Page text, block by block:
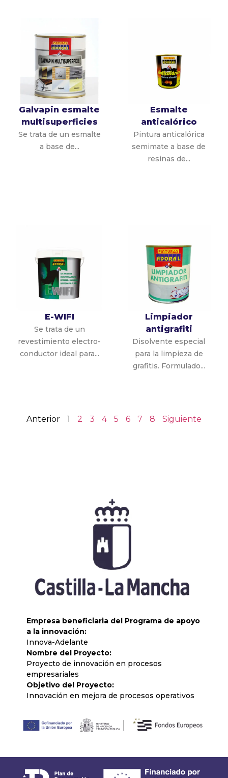
Galvapin esmalte
multisuperficies
Se trata de un esmalte
a base de...
Esmalte
anticalórico
Pintura anticalórica
semimate a base de
resinas de...
E-WIFI
Se trata de un
revestimiento electro-
conductor ideal para...
Limpiador
antigrafiti
Disolvente especial
para la limpieza de
grafitis. Formulado...
Anterior 1 2 3 4 5 6 7 8 Siguiente
Empresa beneficiaria del Programa de apoyo
a la innovación:
Innova-Adelante
Nombre del Proyecto:
Proyecto de innovación en procesos
empresariales
Objetivo del Proyecto:
Innovación en mejora de procesos operativos